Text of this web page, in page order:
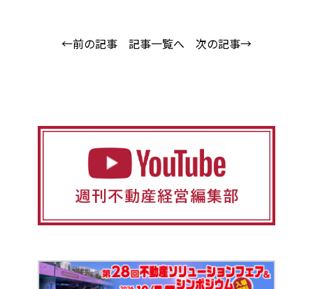
←前の記事 記事一覧へ 次の記事→